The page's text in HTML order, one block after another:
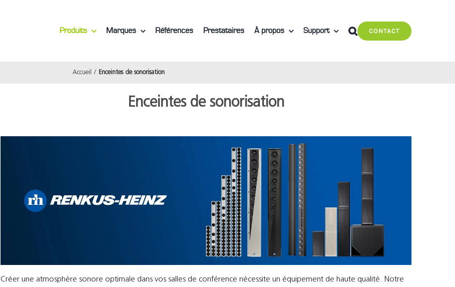
Produits Marques Références Prestataires À propos Support CONTACT
Accueil Enceintes de sonorisation
Enceintes de sonorisation
Créer une atmosphère sonore optimale dans vos salles de conférence nécessite un équipement de haute qualité. Notre